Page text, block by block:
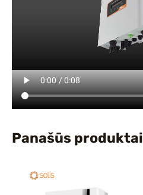
Panašūs produktai